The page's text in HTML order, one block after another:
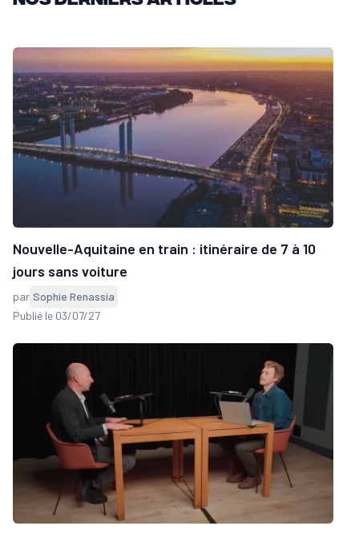
Nouvelle-Aquitaine en train : itinéraire de 7 à 10
jours sans voiture
par Sophie Renassia
Publié le 03/07/27